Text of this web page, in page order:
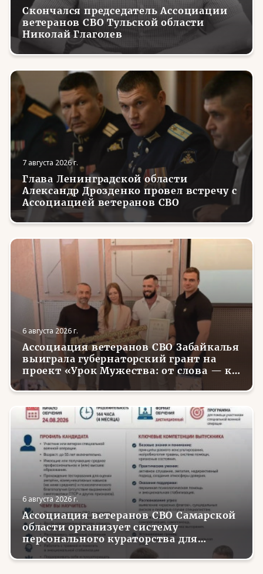
Скончался председатель Ассоциации
ветеранов СВО Тульской области
Николай Глаголев
7 августа 2026 г.
Глава Ленинградской области
Александр Дрозденко провел встречу с
Ассоциацией ветеранов СВО
6 августа 2026 г.
Ассоциация ветеранов СВО Забайкалья
выиграла губернаторский грант на
проект «Урок Мужества: от слова — к
делу»
6 августа 2026 г.
Ассоциация ветеранов СВО Самарской
области организует систему
персонального кураторства для
трудоустройства и социализации
вернувшихся с фронта бойцов